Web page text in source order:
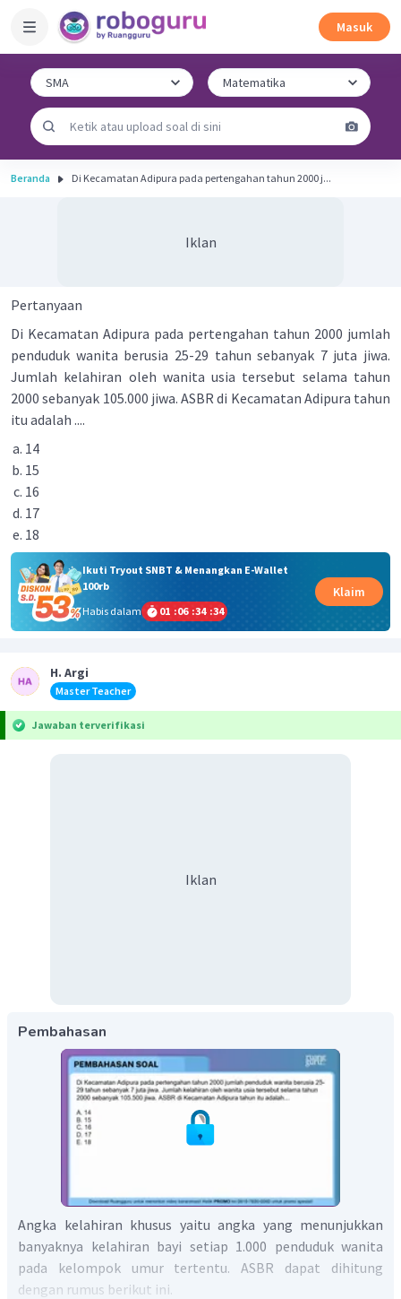
Masuk
Beranda Di Kecamatan Adipura pada pertengahan tahun 2000 j...
Iklan
Pertanyaan
Di Kecamatan Adipura pada pertengahan tahun 2000 jumlah
penduduk wanita berusia 25-29 tahun sebanyak 7 juta jiwa.
Jumlah kelahiran oleh wanita usia tersebut selama tahun
2000 sebanyak 105.000 jiwa. ASBR di Kecamatan Adipura tahun
itu adalah ....
14
15
16
17
18
Ikuti Tryout SNBT & Menangkan E-Wallet
100rb
Habis dalam
01 :06 :34 :34
Klaim
H. Argi
Master Teacher
Jawaban terverifikasi
Iklan
Pembahasan
Angka kelahiran khusus yaitu angka yang menunjukkan
banyaknya kelahiran bayi setiap 1.000 penduduk wanita
pada kelompok umur tertentu. ASBR dapat dihitung
dengan rumus berikut ini.